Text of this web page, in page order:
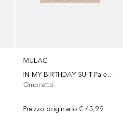
MULAC
IN MY BIRTHDAY SUIT Palette Ombretti
Ombretto
Prezzo originario € 45,99